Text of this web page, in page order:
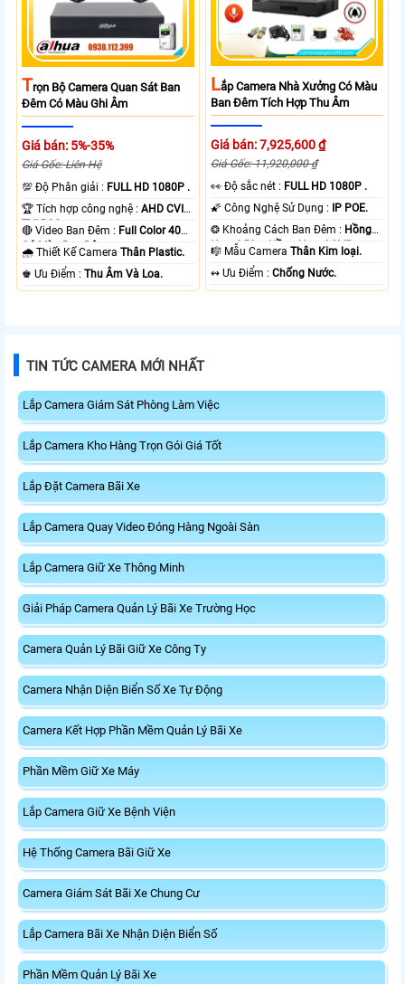
TRọn Bộ Camera Quan Sát Ban
Đêm Có Màu Ghi Âm
Giá bán: 5%-35%
Giá Gốc: Liên Hệ
💯 Độ Phân giải : FULL HD 1080P .
🏆 Tích hợp công nghệ :AHD CVI
TVI BCS.
🔴 Video Ban Đêm : Full Color 40m
Có Màu Ban Ðêm.
🌧️ Thiết Kế CameraThân Plastic.
️♚ Ưu Điểm :Thu Âm Và Loa.
LẮp Camera Nhà Xưởng Có Màu
Ban Đêm Tích Hợp Thu Âm
Giá bán: 7,925,600 ₫
Giá Gốc: 11,920,000 ₫
️👀 Độ sắc nét : FULL HD 1080P .
🌠 Công Nghệ Sử Dụng :
IP POE.
❂ Khoảng Cách Ban Đêm : Hồng
Ngoại 50m Hồng Ngoại SMD.
🎼️ Mẫu CameraThân Kim loại.
️↭ Ưu Điểm :Chống Nước.
TIN TỨC CAMERA MỚI NHẤT
Lắp Camera Giám Sát Phòng Làm Việc
Lắp Camera Kho Hàng Trọn Gói Giá Tốt
Lắp Đặt Camera Bãi Xe
Lắp Camera Quay Video Đóng Hàng Ngoài Sàn
Lắp Camera Giữ Xe Thông Minh
Giải Pháp Camera Quản Lý Bãi Xe Trường Học
Camera Quản Lý Bãi Giữ Xe Công Ty
Camera Nhận Diện Biển Số Xe Tự Động
Camera Kết Hợp Phần Mềm Quản Lý Bãi Xe
Phần Mềm Giữ Xe Máy
Lắp Camera Giữ Xe Bệnh Viện
Hệ Thống Camera Bãi Giữ Xe
Camera Giám Sát Bãi Xe Chung Cư
Lắp Camera Bãi Xe Nhận Diện Biển Số
Phần Mềm Quản Lý Bãi Xe